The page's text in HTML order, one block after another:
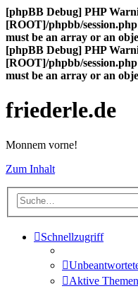
[phpBB Debug] PHP
[ROOT]/phpbb/session.php
must be an array or an
[phpBB Debug] PHP
[ROOT]/phpbb/session.php
must be an array or an
friederle.de
Monnem vorne!
Zum Inhalt
Schnellzugriff
Aktive Themen